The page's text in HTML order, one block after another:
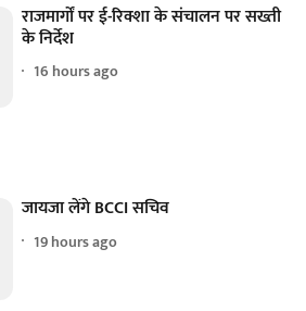
राजमार्गों पर ई-रिक्शा के संचालन पर सख्ती
के निर्देश
16 hours ago
जायजा लेंगे BCCI सचिव
19 hours ago